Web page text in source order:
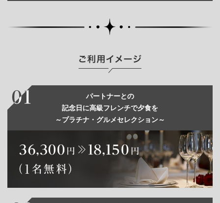
パートナーとの
記念日に高級フレンチで夕食を
～プラチナ・グルメセレクション～